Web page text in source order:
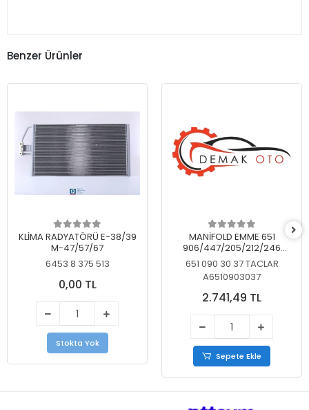
Benzer Ürünler
KLİMA RADYATÖRÜ E-38/39
M-47/57/67
6453 8 375 513
0,00 TL
Stokta Yok
MANİFOLD EMME 651
906/447/205/212/246
KELEBEKSİZ
651 090 30 37 TACLAR
A6510903037
2.741,49 TL
Sepete Ekle